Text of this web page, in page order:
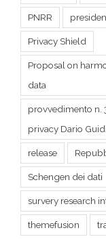
Proposal on
data
provvedimento n.
privacy Dario
release
survery research
themefusion